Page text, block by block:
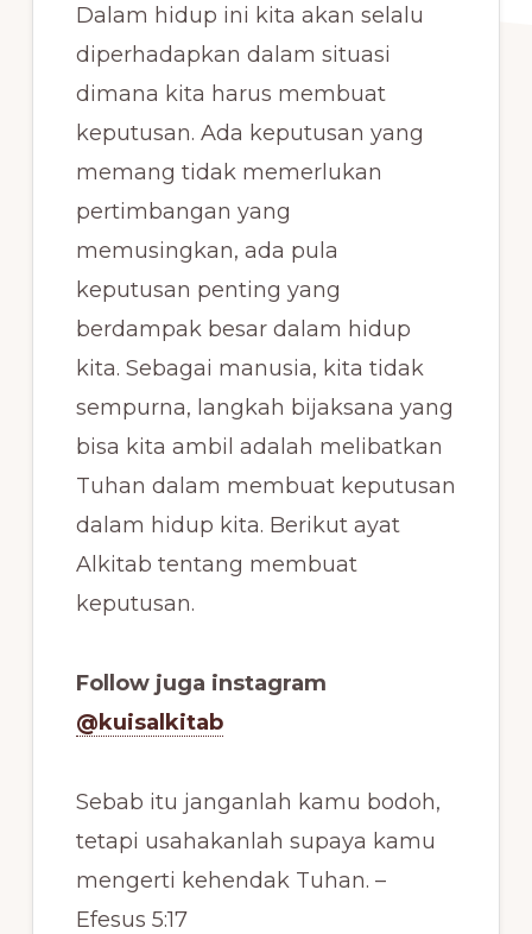
Dalam hidup ini kita akan selalu
diperhadapkan dalam situasi
dimana kita harus membuat
keputusan. Ada keputusan yang
memang tidak memerlukan
pertimbangan yang
memusingkan, ada pula
keputusan penting yang
berdampak besar dalam hidup
kita. Sebagai manusia, kita tidak
sempurna, langkah bijaksana yang
bisa kita ambil adalah melibatkan
Tuhan dalam membuat keputusan
dalam hidup kita. Berikut ayat
Alkitab tentang membuat
keputusan.
Follow juga instagram
@kuisalkitab
Sebab itu janganlah kamu bodoh,
tetapi usahakanlah supaya kamu
mengerti kehendak Tuhan. –
Efesus 5:17